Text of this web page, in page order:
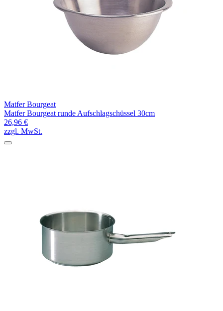
Matfer Bourgeat
Matfer Bourgeat runde Aufschlagschüssel 30cm
26,96 €
zzgl. MwSt.